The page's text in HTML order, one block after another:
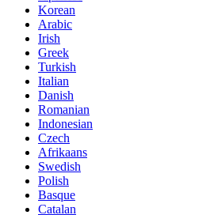
Korean
Arabic
Irish
Greek
Turkish
Italian
Danish
Romanian
Indonesian
Czech
Afrikaans
Swedish
Polish
Basque
Catalan